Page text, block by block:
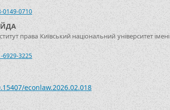
0149-0710
права Київський національний університет імені
6929-3225
econlaw.2026.02.018